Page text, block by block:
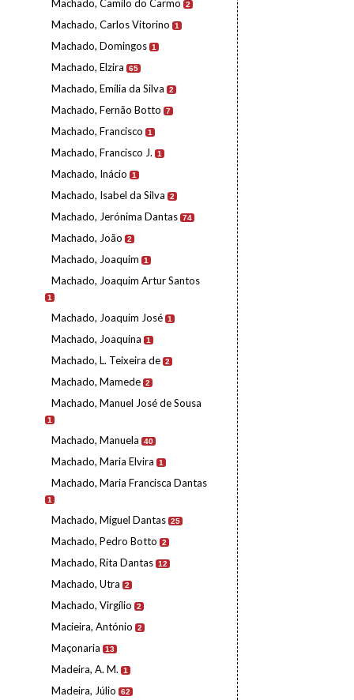
Machado, Camilo do Carmo 2
Machado, Carlos Vitorino 1
Machado, Domingos 1
Machado, Elzira 65
Machado, Emília da Silva 2
Machado, Fernão Botto 7
Machado, Francisco 1
Machado, Francisco J. 1
Machado, Inácio 1
Machado, Isabel da Silva 2
Machado, Jerónima Dantas 74
Machado, João 2
Machado, Joaquim 1
Machado, Joaquim Artur Santos
1
Machado, Joaquim José 1
Machado, Joaquina 1
Machado, L. Teixeira de 2
Machado, Mamede 2
Machado, Manuel José de Sousa
1
Machado, Manuela 40
Machado, Maria Elvira 1
Machado, Maria Francisca Dantas
1
Machado, Miguel Dantas 25
Machado, Pedro Botto 2
Machado, Rita Dantas 12
Machado, Utra 2
Machado, Virgílio 2
Macieira, António 2
Maçonaria 13
Madeira, A. M. 1
Madeira, Júlio 62